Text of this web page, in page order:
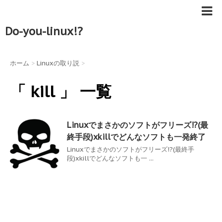
Do-you-linux!?
ホーム > Linuxの取り説 >
「 kill 」 一覧
Linuxでまさかのソフトがフリーズ!?(最
終手段)xkillでどんなソフトも一発終了
Linuxでまさかのソフトがフリーズ!?(最終手
段)xkillでどんなソフトも一 ...